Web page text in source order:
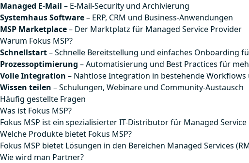
Managed E-Mail – E-Mail-Security und Archivierung
Systemhaus Software– ERP, CRM und Business-Anwendungen
MSP Marketplace– Der Marktplatz für Managed Service Provider
Warum Fokus MSP?
Schnellstart– Schnelle Bereitstellung und einfaches Onboarding
Prozessoptimierung – Automatisierung und Best Practices für
Volle Integration – Nahtlose Integration in bestehende Workflows
Wissen teilen – Schulungen, Webinare und Community-Austausch
Häufig gestellte Fragen
Was ist Fokus MSP?
Fokus MSP ist ein spezialisierter IT-Distributor für Managed
Welche Produkte bietet Fokus MSP?
Fokus MSP bietet Lösungen in den Bereichen Managed Services
Wie wird man Partner?